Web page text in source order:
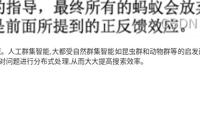
人工群集智能,大都受自然群集智能如昆虫群和动物群等的启
题进行分布式处理,从而大大提高搜索效率。